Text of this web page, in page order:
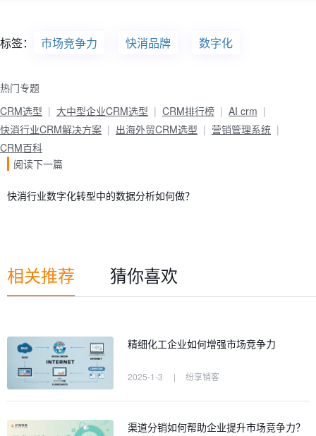
标签： 市场竞争力 快消品牌 数字化
热门专题
CRM选型
大中型企业CRM选型 CRM排行榜
AI crm
快消行业CRM解决方案
出海外贸CRM选型
营销管理系统
CRM百科
阅读下一篇
快消行业数字化转型中的数据分析如何做？
相关推荐 猜你喜欢
精细化工企业如何增强市场竞争力
2025-1-3 | 纷享销客
渠道分销如何帮助企业提升市场竞争力？